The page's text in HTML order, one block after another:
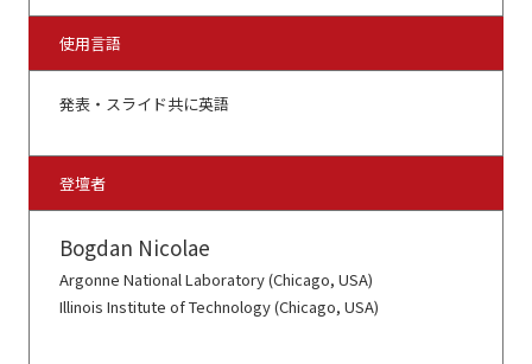
使用言語
発表・スライド共に英語
登壇者
Bogdan Nicolae
Argonne National Laboratory (Chicago, USA)
Illinois Institute of Technology (Chicago, USA)